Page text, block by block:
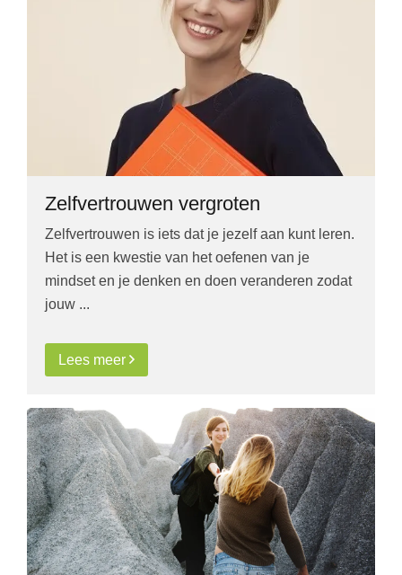
Zelfvertrouwen vergroten
Zelfvertrouwen is iets dat je jezelf aan kunt leren.
Het is een kwestie van het oefenen van je
mindset en je denken en doen veranderen zodat
jouw ...
Lees meer